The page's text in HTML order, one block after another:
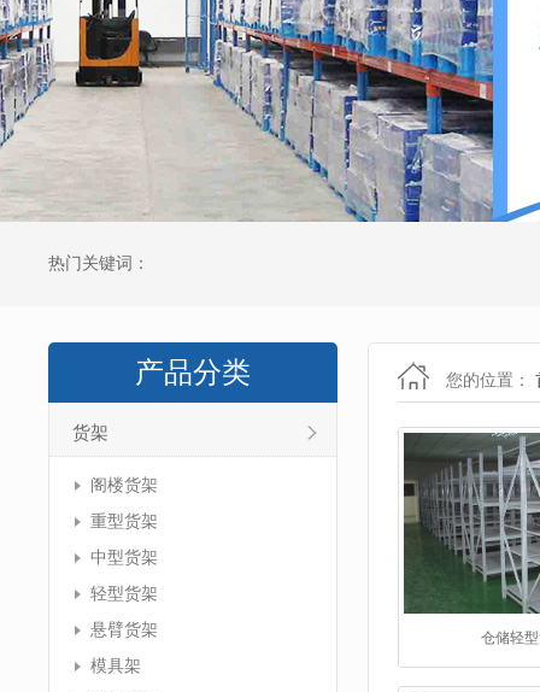
热门关键词：
产品分类
货架
阁楼货架
重型货架
中型货架
轻型货架
悬臂货架
模具架
您的位置：
仓储轻